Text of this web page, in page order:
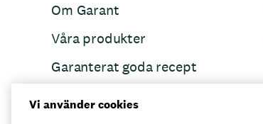
Om Garant
Våra produkter
Garanterat goda recept
Vi använder cookies